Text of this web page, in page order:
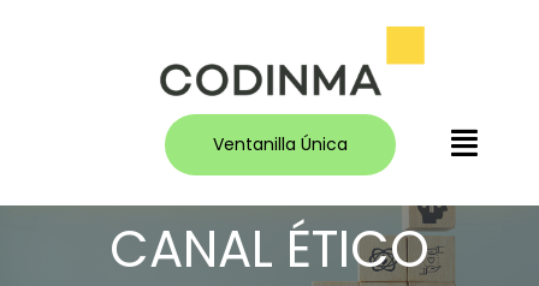
Ventanilla Única
CANAL ÉTICO